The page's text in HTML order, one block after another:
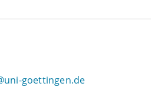
goettingen.de